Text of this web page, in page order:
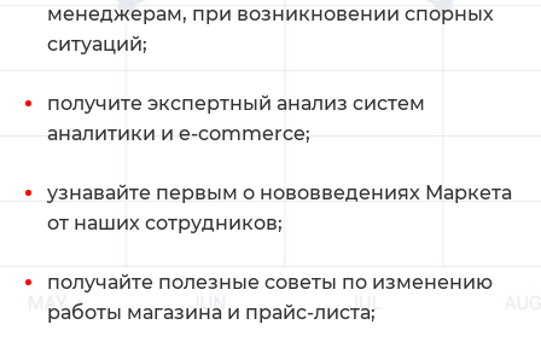
менеджерам, при возникновении спорных
ситуаций;
получите экспертный анализ систем
аналитики и e-commerce;
узнавайте первым о нововведениях Маркета
от наших сотрудников;
получайте полезные советы по изменению
работы магазина и прайс-листа;